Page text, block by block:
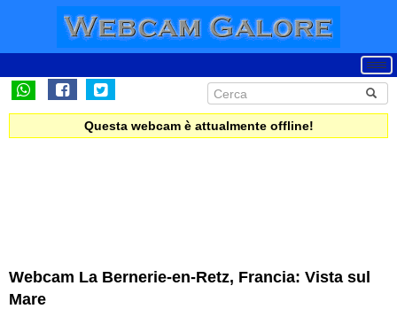
Questa webcam è attualmente offline!
Webcam La Bernerie-en-Retz, Francia: Vista sul
Mare